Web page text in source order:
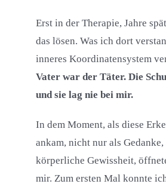
Erst in der Therapie, Jahre
das lösen. Was ich dort
inneres Koordinatensystem
Vater war der Täter. Die
und sie lag nie bei mir.
In dem Moment, als diese
ankam, nicht nur als Gedanke,
körperliche Gewissheit,
mir. Zum ersten Mal konnte